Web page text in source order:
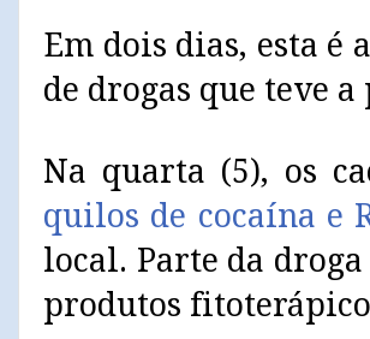
Em dois dias, esta é
de drogas que teve
Na quarta (5), os
quilos de cocaína e
local. Parte da
produtos